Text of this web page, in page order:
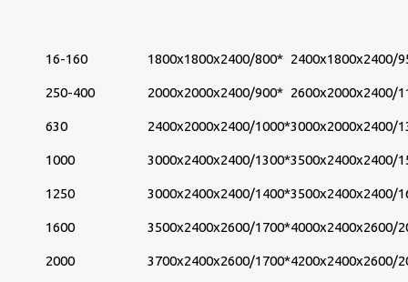
16-160 1800х1800х2400/800* 2400х1800х2400/
250-400 2000х2000х2400/900* 2600х2000х2400/
630 2400х2000х2400/1000*3000х2000х2400/
1000 3000х2400х2400/1300*3500х2400х2400/
1250 3000х2400х2400/1400*3500х2400х2400/
1600 3500х2400х2600/1700*4000х2400х2600/
2000 3700х2400х2600/1700*4200х2400х2600/